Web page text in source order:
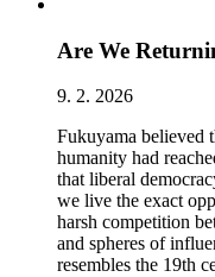
Are We
9. 2. 2026
Fukuyama believed
humanity had
that liberal
we live the exact
harsh competition
and spheres of
resembles the 19th